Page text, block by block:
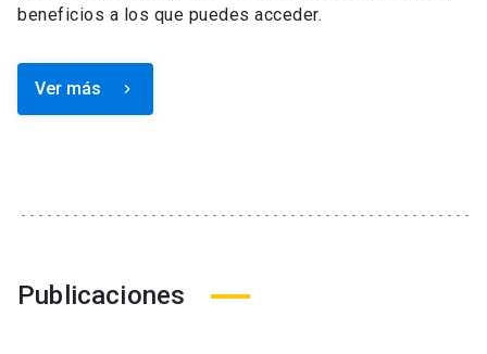
beneficios a los que puedes acceder.
Ver más keyboard_arrow_right
Publicaciones